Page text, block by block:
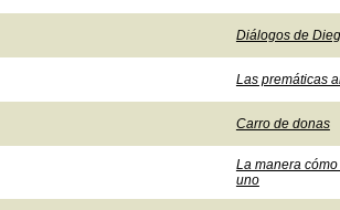
Diálogos de
Las premáticas
Carro de donas
La manera
uno